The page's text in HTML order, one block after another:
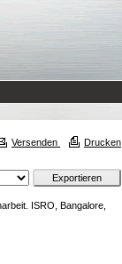
Versenden Drucken
ISRO, Bangalore,